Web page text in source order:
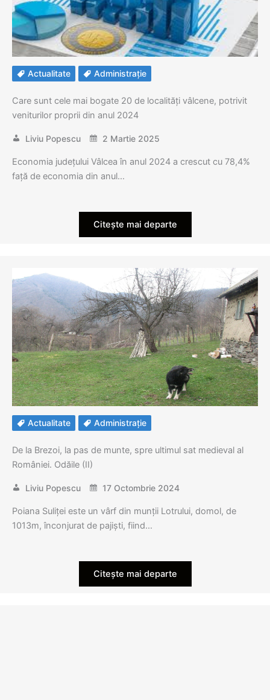
Actualitate Administrație
Care sunt cele mai bogate 20 de localități vâlcene, potrivit
veniturilor proprii din anul 2024
Liviu Popescu 2 Martie 2025
Economia județului Vâlcea în anul 2024 a crescut cu 78,4%
față de economia din anul…
Citește mai departe
Actualitate Administrație
De la Brezoi, la pas de munte, spre ultimul sat medieval al
României. Odăile (II)
Liviu Popescu 17 Octombrie 2024
Poiana Suliței este un vârf din munții Lotrului, domol, de
1013m, înconjurat de pajiști, fiind…
Citește mai departe